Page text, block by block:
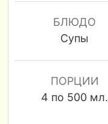
БЛЮДО
Супы
ПОРЦИИ
4 по 500 мл.